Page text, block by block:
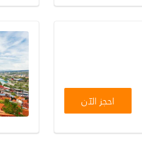
احجز الآن